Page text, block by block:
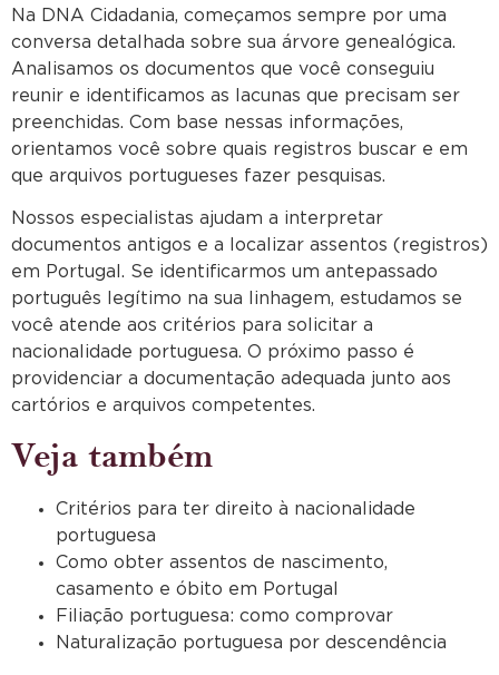
Na DNA Cidadania, começamos sempre por uma
conversa detalhada sobre sua árvore genealógica.
Analisamos os documentos que você conseguiu
reunir e identificamos as lacunas que precisam ser
preenchidas. Com base nessas informações,
orientamos você sobre quais registros buscar e em
que arquivos portugueses fazer pesquisas.
Nossos especialistas ajudam a interpretar
documentos antigos e a localizar assentos (registros)
em Portugal. Se identificarmos um antepassado
português legítimo na sua linhagem, estudamos se
você atende aos critérios para solicitar a
nacionalidade portuguesa. O próximo passo é
providenciar a documentação adequada junto aos
cartórios e arquivos competentes.
Veja também
Critérios para ter direito à nacionalidade
portuguesa
Como obter assentos de nascimento,
casamento e óbito em Portugal
Filiação portuguesa: como comprovar
Naturalização portuguesa por descendência